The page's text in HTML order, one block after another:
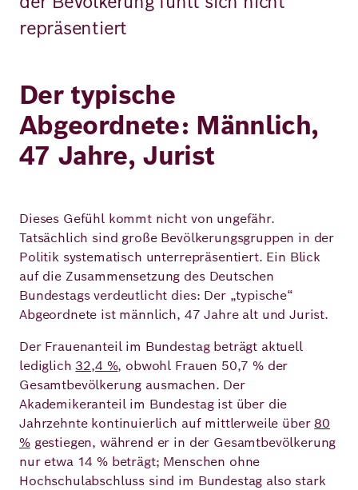
repräsentiert
Der typische
Abgeordnete: Männlich,
47 Jahre, Jurist
Dieses Gefühl kommt nicht von ungefähr.
Tatsächlich sind große Bevölkerungsgruppen in der
Politik systematisch unterrepräsentiert. Ein Blick
auf die Zusammensetzung des Deutschen
Bundestags verdeutlicht dies: Der „typische“
Abgeordnete ist männlich, 47 Jahre alt und Jurist.
Der Frauenanteil im Bundestag beträgt aktuell
lediglich32,4 %, obwohl Frauen 50,7 % der
Gesamtbevölkerung ausmachen. Der
Akademikeranteil im Bundestag ist über die
Jahrzehnte kontinuierlich auf mittlerweile über80
%gestiegen, während er in der Gesamtbevölkerung
nur etwa 14 % beträgt; Menschen ohne
Hochschulabschluss sind im Bundestag also stark